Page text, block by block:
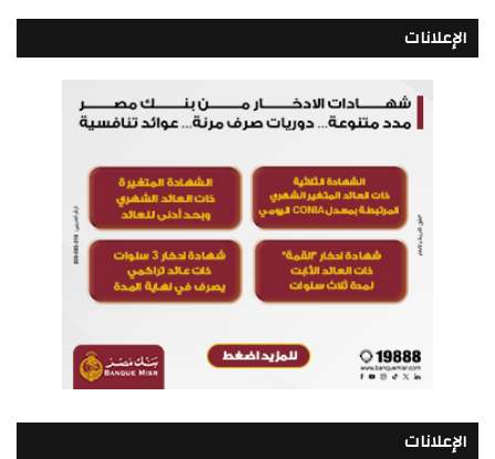
الإعلانات
الإعلانات